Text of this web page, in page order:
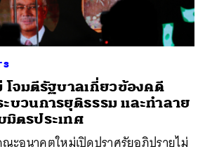
จมตีรัฐบาลเกี่ยวข้องคดี
บวนการยุติธรรม และทำลาย
ตรประเทศ
ะอนาคตใหม่เปิดปราศรัยอภิปรายไม่